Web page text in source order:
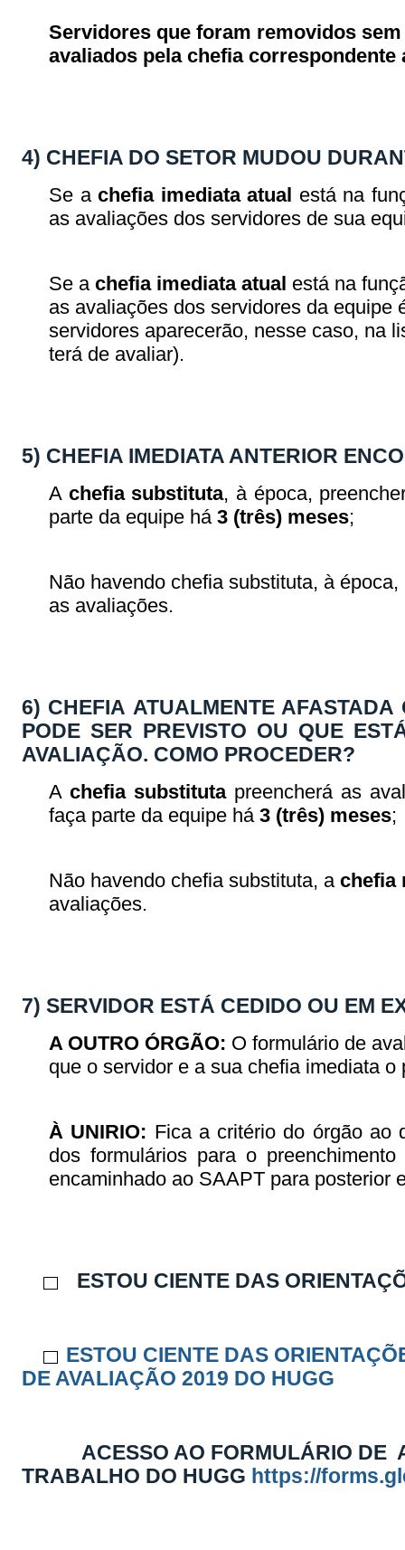
Servidores que foram removidos
avaliados pela chefia correspondente
4) CHEFIA DO SETOR MUDOU
Se achefia imediata atual está na
as avaliações dos servidores de sua
Se achefia imediata atual está na
as avaliações dos servidores da equipe
servidores aparecerão, nesse caso, na
terá de avaliar).
5) CHEFIA IMEDIATA ANTERIOR
A chefia substituta, à época,
parte da equipe há3 (três) meses;
Não havendo chefia substituta, à
as avaliações.
6) CHEFIA ATUALMENTE
PODE SER PREVISTO OU QUE
AVALIAÇÃO. COMO PROCEDER?
A chefia substitutapreencherá as
faça parte da equipe há3 (três) meses;
Não havendo chefia substituta, achefia
avaliações.
7) SERVIDOR ESTÁ CEDIDO OU EM
A OUTRO ÓRGÃO: O formulário de
que o servidor e a sua chefia imediata
À UNIRIO: Fica a critério do órgão ao
dos formulários para o
encaminhado ao SAAPT para posterior
ESTOU CIENTE DAS
ESTOU CIENTE DAS
DE AVALIAÇÃO 2019 DO HUGG
ACESSO AO FORMULÁRIO DE
TRABALHO DO HUGG https://